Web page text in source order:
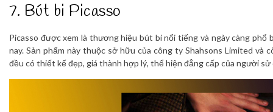
7. Bút bi Picasso
Picasso được xem là thương hiệu bút bi nổi tiếng và ngày càng
nay. Sản phẩm này thuộc sở hữu của công ty Shahsons Limited và
đều có thiết kế đẹp, giá thành hợp lý, thể hiện đẳng cấp của người sử